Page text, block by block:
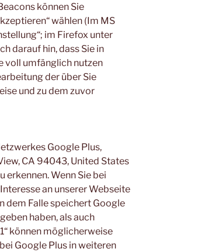
können Sie
wählen (Im MS
im Firefox unter
darauf hin, dass Sie in
voll umfänglich nutzen
der über Sie
und zu dem zuvor
Google Plus,
CA 94043, United States
erkennen. Wenn Sie bei
an unserer Webseite
dem Falle speichert Google
haben, als auch
können möglicherweise
Google Plus in weiteren